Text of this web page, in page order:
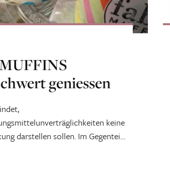
geniessen
keine
darstellen sollen. Im Gegenteil: